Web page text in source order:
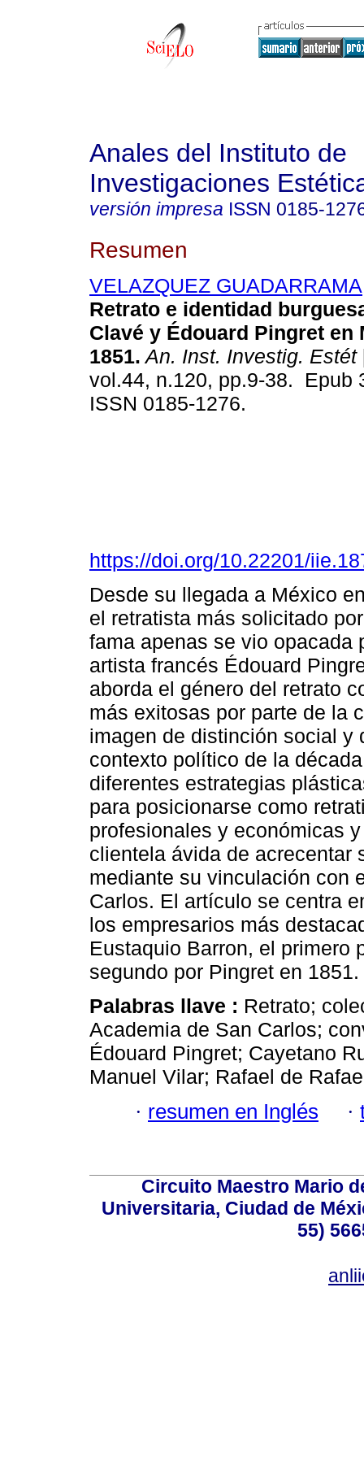
Anales del Instituto de
Investigaciones
versión impresa ISSN 0185-
Resumen
VELAZQUEZ
Retrato e identidad
Clavé y Édouard Pingret en
1851. An. Inst. Investig. Estét
vol.44, n.120, pp.9-38. Epub
ISSN 0185-1276.
https://doi.org/10.22201/
Desde su llegada a México
el retratista más solicitado
fama apenas se vio opacada
artista francés Édouard
aborda el género del retrato
más exitosas por parte de la
imagen de distinción social y
contexto político de la
diferentes estrategias
para posicionarse como
profesionales y económicas
clientela ávida de acrecentar
mediante su vinculación con
Carlos. El artículo se centra
los empresarios más
Eustaquio Barron, el primero
segundo por Pingret en 1851.
Palabras llave : Retrato;
Academia de San Carlos;
Édouard Pingret; Cayetano
Manuel Vilar; Rafael de
· resumen en Inglés ·
Circuito Maestro Mario
Universitaria, Ciudad de
55)